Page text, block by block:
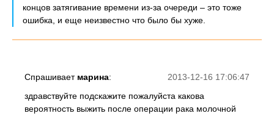
концов затягивание времени из-за очереди – это тоже
ошибка, и еще неизвестно что было бы хуже.
2013-12-16 17:06:47
Спрашивает марина:
здравствуйте подскажите пожалуйста какова
вероятность выжить после операции рака молочной